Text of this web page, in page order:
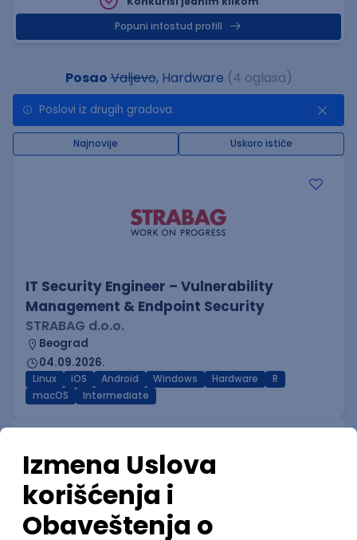
Popuni infostud profill
PosaoValjevo, Hardware (4 oglasa)
Poslovi iz drugih gradova.
Najnovije Uskoro ističe
IT Security Engineer – Vulnerability
Management & Endpoint Security
STRABAG d.o.o.
Beograd
04.09.2026.
Linux iOS Android Windows Hardware
R
macOS
Intermediate
Security Architect IV
IGT D&B d.o.o.
Beograd